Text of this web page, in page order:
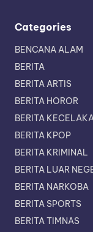
Categories
BENCANA ALAM
BERITA
BERITA ARTIS
BERITA HOROR
BERITA
BERITA KPOP
BERITA KRIMINAL
BERITA LUAR
BERITA NARKOBA
BERITA SPORTS
BERITA TIMNAS